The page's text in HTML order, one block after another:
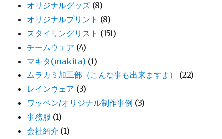
オリジナルグッズ (8)
オリジナルプリント (8)
スタイリングリスト (151)
チームウェア (4)
マキタ(makita) (1)
ムラカミ加工部（こんな事も出来ますよ）
(22)
レインウェア (3)
ワッペン/オリジナル制作事例 (3)
事務服 (1)
会社紹介 (1)